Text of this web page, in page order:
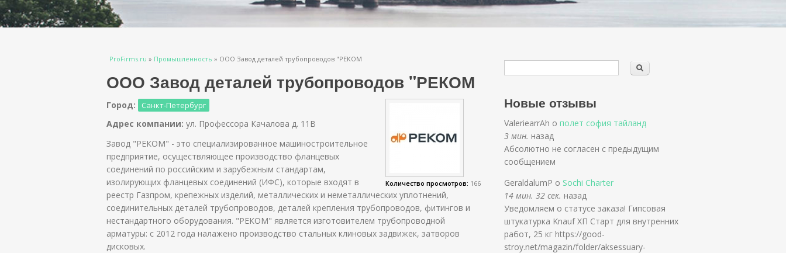
Вы здесь
ProFirms.ru » Промышленность » ООО Завод деталей трубопроводов "РЕКОМ
ООО Завод деталей трубопроводов "РЕКОМ
Количество просмотров: 166
Город: Санкт-Петербург
Адрес компании: ул. Профессора Качалова д. 11В
Завод "РЕКОМ" - это специализированное машиностроительное
предприятие, осуществляющее производство фланцевых
соединений по российским и зарубежным стандартам,
изолирующих фланцевых соединений (ИФС), которые входят в
реестр Газпром, крепежных изделий, металлических и неметаллических уплотнений,
соединительных деталей трубопроводов, деталей крепления трубопроводов, фитингов и
нестандартного оборудования. "РЕКОМ" является изготовителем трубопроводной
арматуры: с 2012 года налажено производство стальных клиновых задвижек, затворов
дисковых.
Новые отзывы
ValeriearrAh о полет софия тайланд
3 мин. назад
Абсолютно не согласен с предыдущим
сообщением
GeraldalumP о Sochi Charter
14 мин. 32 сек. назад
Уведомляем о статусе заказа! Гипсовая
штукатурка Knauf ХП Старт для внутренних
работ, 25 кг https://good-
stroy.net/magazin/folder/aksessuary-